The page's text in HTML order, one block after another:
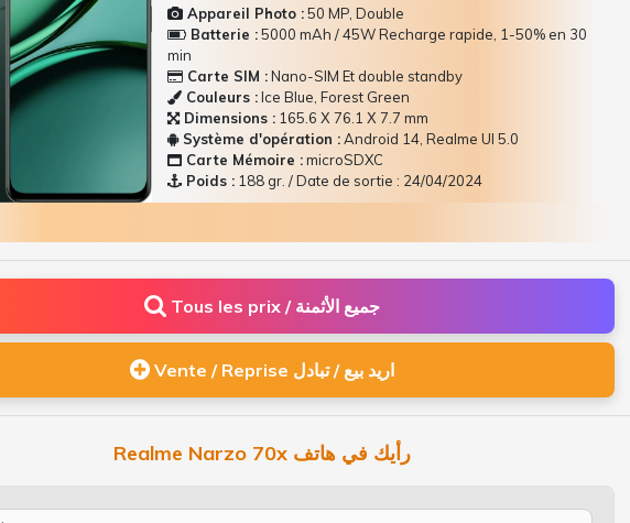
Appareil Photo :50 MP, Double
Batterie :5000 mAh / 45W Recharge rapide, 1-50% en 30
min
Carte SIM :Nano-SIM Et double standby
Couleurs :Ice Blue, Forest Green
Dimensions : 165.6 Х 76.1 Х 7.7 mm
Système d'opération :Android 14, Realme UI 5.0
Carte Mémoire :microSDXC
Poids : 188 gr. / Date de sortie : 24/04/2024
Tous les prix / جميع الأثمنة
Vente / Reprise اريد بيع / تبادل
Realme Narzo 70x رأيك في هاتف